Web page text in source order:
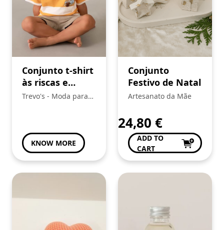
Apply
On Sale
In Stock
STORES
À Mesa Com...
(45)
Florista Joaninha
Fotonoivos
Show more ...
Conjunto t-shirt
às riscas e
calções Menino
Trevo's - Moda para
KNOW MORE
Conjunto
Festivo de Natal
Artesanato da Mãe
24,80 €
ADD TO
CART